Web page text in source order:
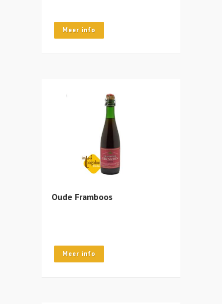
Meer info
Oude Framboos
Meer info